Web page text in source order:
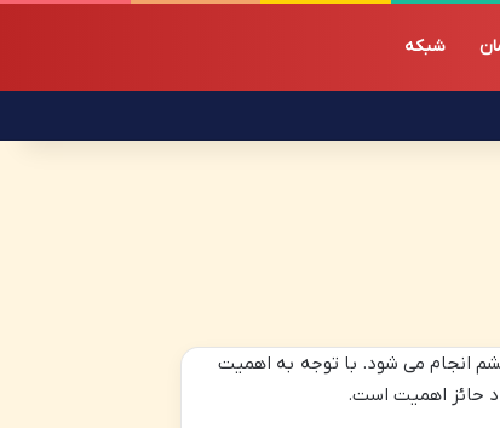
شبکه
انجام می شود. با توجه به اهمیت
حائز اهمیت است.